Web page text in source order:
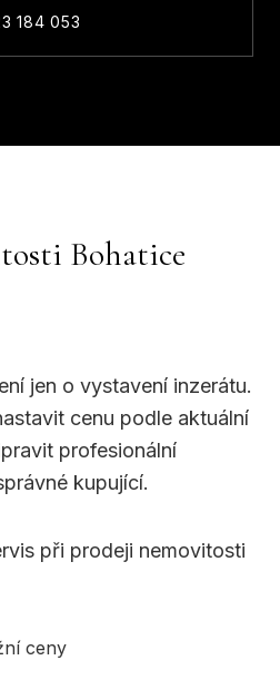
184 053
Bohatice
jen o vystavení inzerátu.
cenu podle aktuální
profesionální
kupující.
při prodeji nemovitosti
ceny